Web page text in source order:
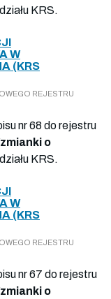
KRS.
W
(KRS
REJESTRU
nr 68 do rejestru
o
KRS.
W
(KRS
REJESTRU
nr 67 do rejestru
o